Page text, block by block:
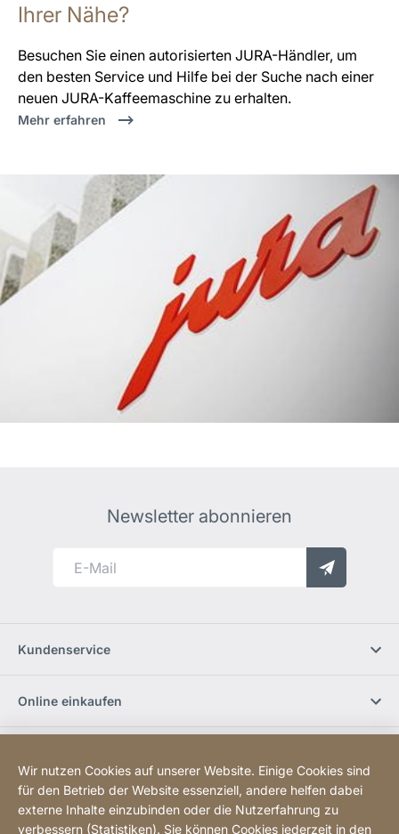
Ihrer Nähe?
Besuchen Sie einen autorisierten JURA-Händler, um
den besten Service und Hilfe bei der Suche nach einer
neuen JURA-Kaffeemaschine zu erhalten.
Mehr erfahren
Newsletter abonnieren
Kundenservice
Online einkaufen
JURA Newsletter
Wir nutzen Cookies auf unserer Website. Einige Cookies sind
für den Betrieb der Website essenziell, andere helfen dabei
externe Inhalte einzubinden oder die Nutzerfahrung zu
verbessern (Statistiken). Sie können Cookies jederzeit in den